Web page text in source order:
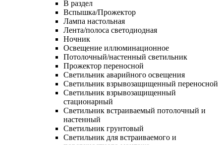
В раздел
Вспышка/Прожектор
Лампа настольная
Лента/полоса светодиодная
Ночник
Освещение иллюминационное
Потолочный/настенный светильник
Прожектор переносной
Светильник аварийного освещения
Светильник взрывозащищенный переносной
Светильник взрывозащищенный
стационарный
Светильник встраиваемый потолочный и
настенный
Светильник грунтовый
Светильник для встраиваемого и